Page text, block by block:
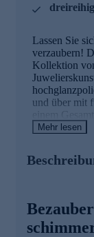
Lassen Sie
verzaubern!
Kollektion
und über mit
einem
mm verleihen
und einer
schmiegt sich
glamouröses
Mehr lesen